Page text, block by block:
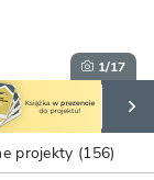
1/17
projekty (156)